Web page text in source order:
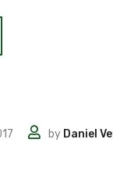
by Daniel